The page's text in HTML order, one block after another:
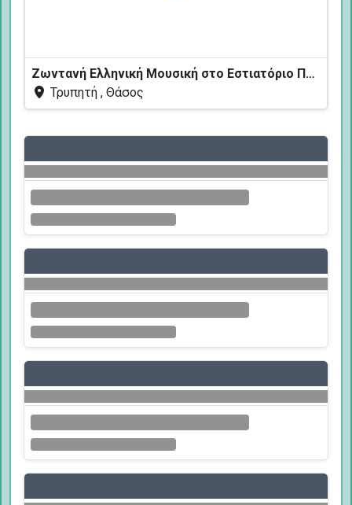
Ζωντανή Ελληνική Μουσική στο Εστιατόριο Πεύκων
Τρυπητή , Θάσος